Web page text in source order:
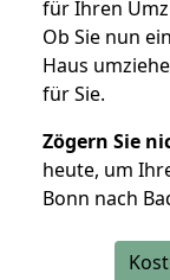
für Ihren
Ob Sie nun
Haus
für Sie.
Zögern Sie
heute, um
Bonn nach